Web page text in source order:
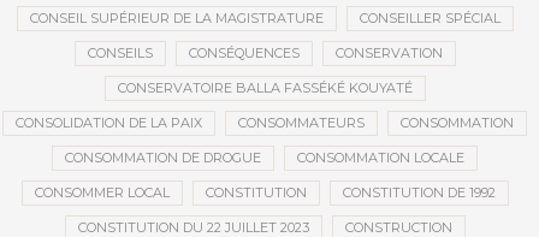
CONSEIL SUPÉRIEUR DE LA MAGISTRATURE CONSEILLER SPÉCIAL
CONSEILS CONSÉQUENCES CONSERVATION
CONSERVATOIRE BALLA FASSÉKÉ KOUYATÉ
CONSOLIDATION DE LA PAIX CONSOMMATEURS CONSOMMATION
CONSOMMATION DE DROGUE CONSOMMATION LOCALE
CONSOMMER LOCAL CONSTITUTION CONSTITUTION DE 1992
CONSTITUTION DU 22 JUILLET 2023 CONSTRUCTION